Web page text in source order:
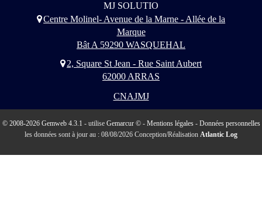
MJ SOLUTIO
Centre Molinel- Avenue de la Marne - Allée de la
Marque
Bât A 59290 WASQUEHAL
2, Square St Jean - Rue Saint Aubert
62000 ARRAS
CNAJMJ
© 2008-2026 Gemweb 4.3.1 - utilise Gemarcur ©- Mentions légales- Données personnelles
les données sont à jour au : 08/08/2026 Conception/Réalisation Atlantic Log